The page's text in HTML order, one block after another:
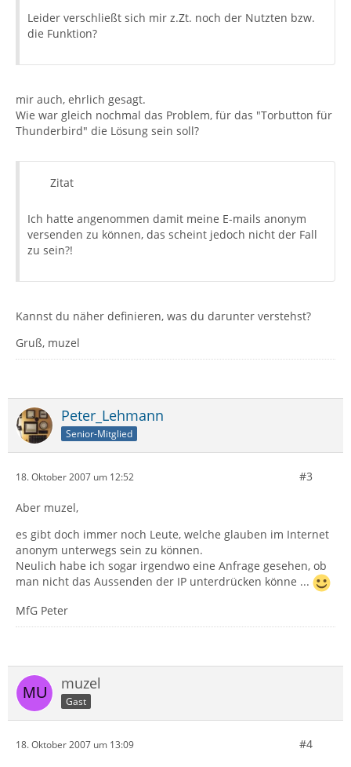
Leider verschließt sich mir z.Zt. noch der Nutzten bzw.
die Funktion?
mir auch, ehrlich gesagt.
Wie war gleich nochmal das Problem, für das "Torbutton für
Thunderbird" die Lösung sein soll?
Zitat
Ich hatte angenommen damit meine E-mails anonym
versenden zu können, das scheint jedoch nicht der Fall
zu sein?!
Kannst du näher definieren, was du darunter verstehst?
Gruß, muzel
Peter_Lehmann
Senior-Mitglied
18. Oktober 2007 um 12:52 #3
Aber muzel,
es gibt doch immer noch Leute, welche glauben im Internet
anonym unterwegs sein zu können.
Neulich habe ich sogar irgendwo eine Anfrage gesehen, ob
man nicht das Aussenden der IP unterdrücken könne ...
MfG Peter
muzel
Gast
18. Oktober 2007 um 13:09 #4